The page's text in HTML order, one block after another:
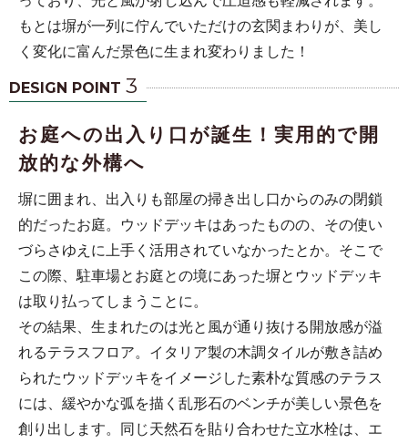
もとは塀が一列に佇んでいただけの玄関まわりが、美し
く変化に富んだ景色に生まれ変わりました！
DESIGN POINT 3
お庭への出入り口が誕生！実用的で開
放的な外構へ
塀に囲まれ、出入りも部屋の掃き出し口からのみの閉鎖
的だったお庭。ウッドデッキはあったものの、その使い
づらさゆえに上手く活用されていなかったとか。そこで
この際、駐車場とお庭との境にあった塀とウッドデッキ
は取り払ってしまうことに。
その結果、生まれたのは光と風が通り抜ける開放感が溢
れるテラスフロア。イタリア製の木調タイルが敷き詰め
られたウッドデッキをイメージした素朴な質感のテラス
には、緩やかな弧を描く乱形石のベンチが美しい景色を
創り出します。同じ天然石を貼り合わせた立水栓は、エ